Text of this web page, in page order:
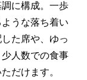
に構成。一歩
うな落ち着い
た席や、ゆっ
人数での食事
だけます。